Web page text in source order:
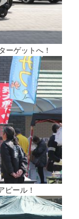
ーゲットへ！
ール！